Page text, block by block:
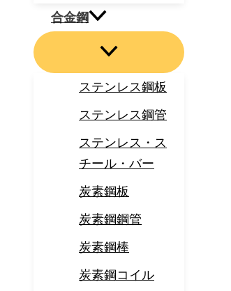
合金鋼
ステンレス鋼板
ステンレス鋼管
ステンレス・ス
チール・バー
炭素鋼板
炭素鋼鋼管
炭素鋼棒
炭素鋼コイル